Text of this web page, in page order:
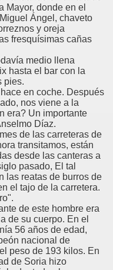
Mayor, donde en el
Ángel, chaveto
y oreja
fresquísimas cañas
medio llena
hasta el bar con la
pies.
en coche. Después
nos viene a la
era? Un importante
Díaz.
de las carreteras de
transitamos, están
desde las canteras a
pasado, El tal
las reatas de burros de
el tajo de la carretera.
de este hombre era
de su cuerpo. En el
56 años de edad,
nacional de
peso de 193 kilos. En
de Soria hizo